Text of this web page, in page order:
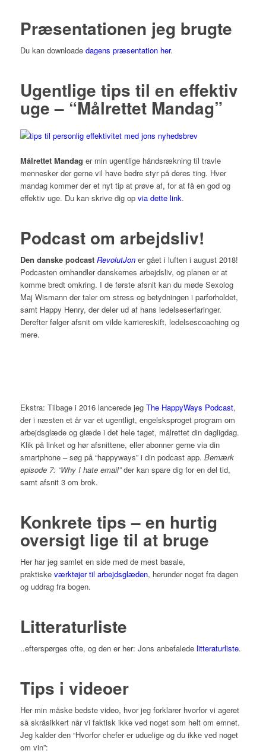
Præsentationen jeg brugte
Du kan downloade dagens præsentation her.
Ugentlige tips til en effektiv
uge – “Målrettet Mandag”
Målrettet Mandag er min ugentlige håndsrækning til travle
mennesker der gerne vil have bedre styr på deres ting. Hver
mandag kommer der et nyt tip at prøve af, for at få en god og
effektiv uge. Du kan skrive dig op via dette link.
Podcast om arbejdsliv!
Den danske podcast RevolutJoner gået i luften i august 2018!
Podcasten omhandler danskernes arbejdsliv, og planen er at
komme bredt omkring. I de første afsnit kan du møde Sexolog
Maj Wismann der taler om stress og betydningen i parforholdet,
samt Happy Henry, der deler ud af hans ledelseserfaringer.
Derefter følger afsnit om vilde karriereskift, ledelsescoaching og
mere.
Ekstra: Tilbage i 2016 lancerede jeg The HappyWays Podcast,
der i næsten et år var et ugentligt, engelsksproget program om
arbejdsglæde og glæde i det hele taget, målrettet din dagligdag.
Klik på linket og hør afsnittene, eller abonner gerne via din
smartphone – søg på “happyways” i din podcast app. Bemærk
episode 7: “Why I hate email”der kan spare dig for en del tid,
samt afsnit 3 om brok.
Konkrete tips – en hurtig
oversigt lige til at bruge
Her har jeg samlet en side med de mest basale,
praktiske værktøjer til arbejdsglæden, herunder noget fra dagen
og uddrag fra bogen.
Litteraturliste
..efterspørges ofte, og den er her: Jons anbefalede litteraturliste.
Tips i videoer
Her min måske bedste video, hvor jeg forklarer hvorfor vi ageret
så skråsikkert når vi faktisk ikke ved noget som helt om emnet.
Jeg kalder den “Hvorfor chefer er uduelige og du ikke ved noget
om vin”: